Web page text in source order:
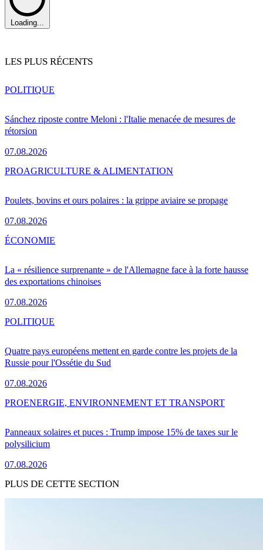
Loading...
LES PLUS RÉCENTS
Sánchez riposte contre Meloni : l'Italie menacée de mesures de
rétorsion
07.08.2026
POLITIQUE
Poulets, bovins et ours polaires : la grippe aviaire se propage
07.08.2026
PROAGRICULTURE & ALIMENTATION
La « résilience surprenante » de l'Allemagne face à la forte hausse
des exportations chinoises
07.08.2026
ÉCONOMIE
Quatre pays européens mettent en garde contre les projets de la
Russie pour l'Ossétie du Sud
07.08.2026
POLITIQUE
Panneaux solaires et puces : Trump impose 15% de taxes sur le
polysilicium
07.08.2026
PROENERGIE, ENVIRONNEMENT ET TRANSPORT
PLUS DE CETTE SECTION